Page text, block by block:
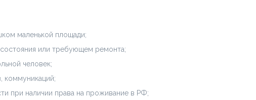
маленькой площади;
или требующем ремонта;
человек;
коммуникаций;
при наличии права на проживание в РФ;